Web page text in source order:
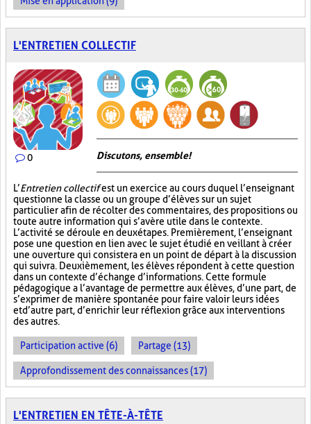
L'ENTRETIEN COLLECTIF
0 Discutons, ensemble!
L’Entretien collectifest un exercice au cours duquel l’enseignant
questionne la classe ou un groupe d’élèves sur un sujet
particulier afin de récolter des commentaires, des propositions ou
toute autre information qui s’avère utile dans le contexte.
L’activité se déroule en deux étapes. Premièrement, l’enseignant
pose une question en lien avec le sujet étudié en veillant à créer
une ouverture qui consistera en un point de départ à la discussion
qui suivra. Deuxièmement, les élèves répondent à cette question
dans un contexte d’échange d’informations. Cette formule
pédagogique a l’avantage de permettre aux élèves, d’une part, de
s’exprimer de manière spontanée pour faire valoir leurs idées
et d’autre part, d’enrichir leur réflexion grâce aux interventions
des autres.
Participation active (6) Partage (13)
Approfondissement des connaissances (17)
L'ENTRETIEN EN TÊTE-À-TÊTE